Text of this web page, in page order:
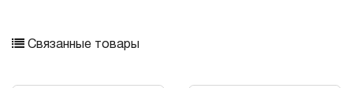
Связанные товары